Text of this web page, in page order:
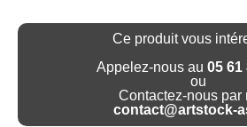
Ce produit vous
Appelez-nous au 05 61
ou
Contactez-nous par
contact@artstock-